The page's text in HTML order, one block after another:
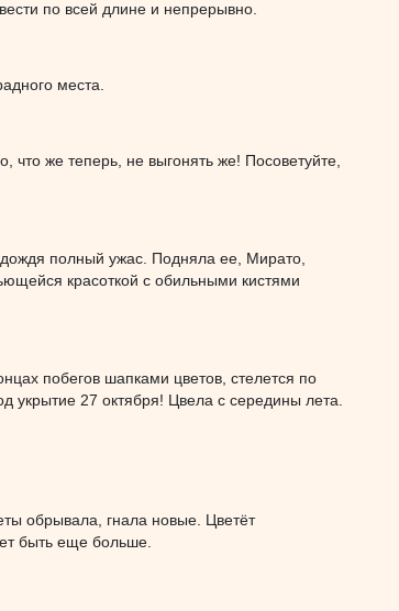
по всей длине и непрерывно.
места.
что же теперь, не выгонять же! Посоветуйте,
полный ужас. Подняла ее, Мирато,
красоткой с обильными кистями
побегов шапками цветов, стелется по
укрытие 27 октября! Цвела с середины лета.
обрывала, гнала новые. Цветёт
быть еще больше.